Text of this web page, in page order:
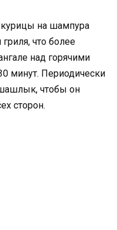
курицы на шампура
что более
над горячими
минут. Периодически
чтобы он
сторон.